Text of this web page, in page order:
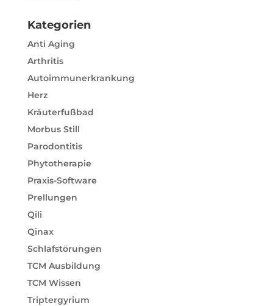
Kategorien
Anti Aging
Arthritis
Autoimmunerkrankung
Herz
Kräuterfußbad
Morbus Still
Parodontitis
Phytotherapie
Praxis-Software
Prellungen
Qili
Qinax
Schlafstörungen
TCM Ausbildung
TCM Wissen
Triptergyrium